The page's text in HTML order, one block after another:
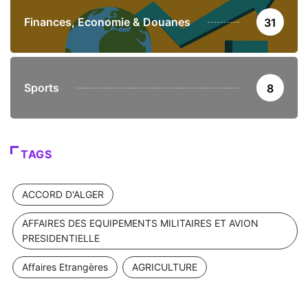
Finances, Economie & Douanes 31
Sports 8
TAGS
ACCORD D'ALGER
AFFAIRES DES EQUIPEMENTS MILITAIRES ET AVION
PRESIDENTIELLE
Affaires Etrangères AGRICULTURE